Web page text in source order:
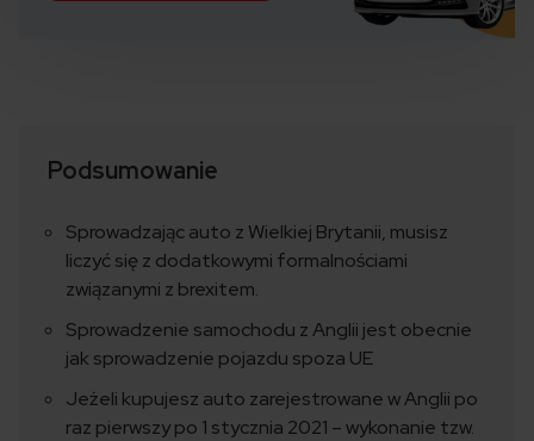
Podsumowanie
Sprowadzając auto z Wielkiej Brytanii, musisz
liczyć się z dodatkowymi formalnościami
związanymi z brexitem.
Sprowadzenie samochodu z Anglii jest obecnie
jak sprowadzenie pojazdu spoza UE
Jeżeli kupujesz auto zarejestrowane w Anglii po
raz pierwszy po 1 stycznia 2021 – wykonanie tzw.